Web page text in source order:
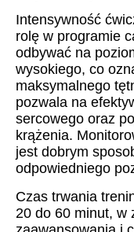
Intensywność
rolę w programie
odbywać na
wysokiego, co
maksymalnego
pozwala na
sercowego oraz
krążenia.
jest dobrym
odpowiedniego
Czas trwania
20 do 60 minut, w